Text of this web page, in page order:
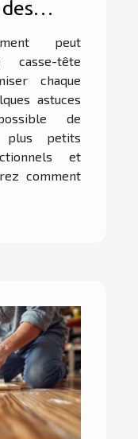
?
peut
casse-tête
chaque
astuces
de
plus petits
et
comment